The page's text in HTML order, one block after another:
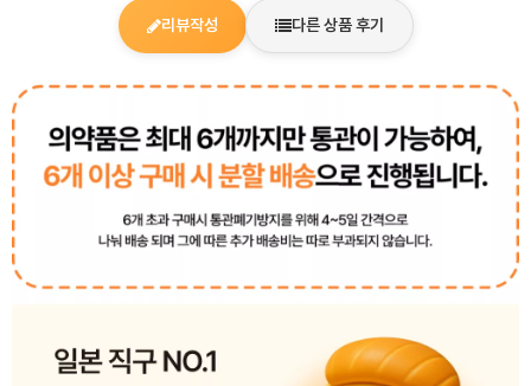
리뷰작성 다른 상품 후기